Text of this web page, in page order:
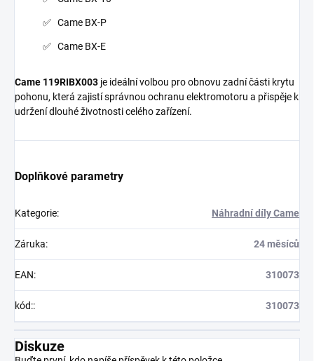
Came BX-P
Came BX-E
Came 119RIBX003 je ideální volbou pro obnovu zadní části krytu
pohonu, která zajistí správnou ochranu elektromotoru a přispěje k
udržení dlouhé životnosti celého zařízení.
Doplňkové parametry
Kategorie: Náhradní díly Came
Záruka: 24 měsíců
EAN: 310073
kód:: 310073
Diskuze